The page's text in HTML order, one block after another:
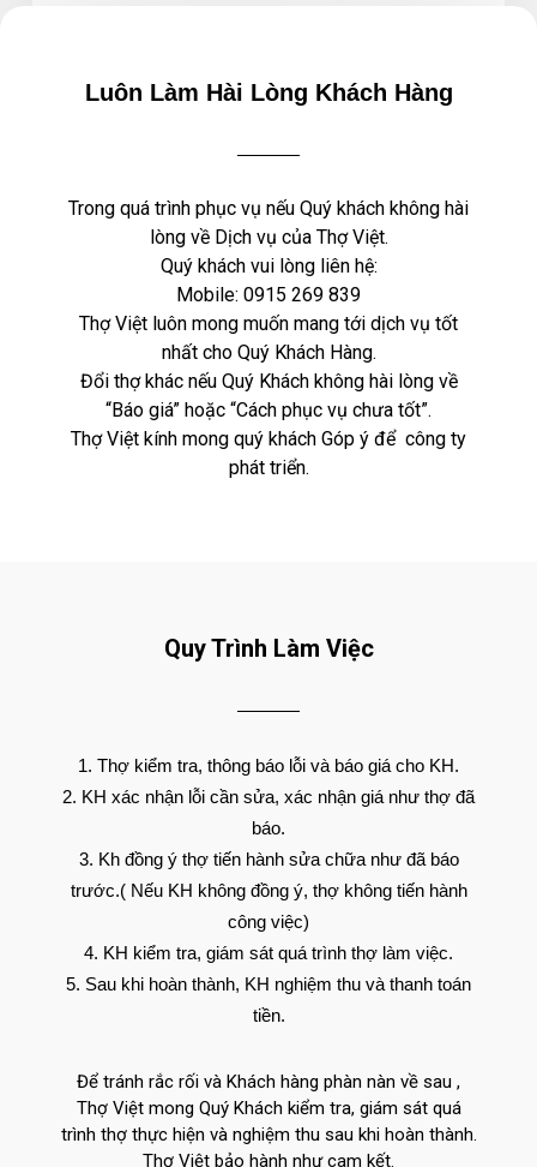
Luôn Làm Hài Lòng Khách Hàng
Trong quá trình phục vụ nếu Quý khách không hài
lòng về Dịch vụ của Thợ Việt.
Quý khách vui lòng liên hệ:
Mobile: 0915 269 839
Thợ Việt luôn mong muốn mang tới dịch vụ tốt
nhất cho Quý Khách Hàng.
Đổi thợ khác nếu Quý Khách không hài lòng về
“Báo giá” hoặc “Cách phục vụ chưa tốt”.
Thợ Việt kính mong quý khách Góp ý để công ty
phát triển.
Quy Trình Làm Việc
Thợ kiểm tra, thông báo lỗi và báo giá cho KH.
KH xác nhận lỗi cần sửa, xác nhận giá như thợ đã
báo.
Kh đồng ý thợ tiến hành sửa chữa như đã báo
trước.( Nếu KH không đồng ý, thợ không tiến hành
công việc)
KH kiểm tra, giám sát quá trình thợ làm việc.
Sau khi hoàn thành, KH nghiệm thu và thanh toán
tiền.
Để tránh rắc rối và Khách hàng phàn nàn về sau ,
Thợ Việt mong Quý Khách kiểm tra, giám sát quá
trình thợ thực hiện và nghiệm thu sau khi hoàn thành.
Thợ Việt bảo hành như cam kết.